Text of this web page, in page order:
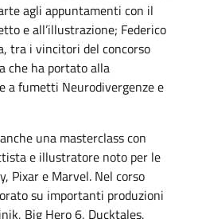
agli appuntamenti con il
e all’illustrazione; Federico
tra i vincitori del concorso
che ha portato alla
a fumetti Neurodivergenze e
una masterclass con
e illustratore noto per le
Pixar e Marvel. Nel corso
su importanti produzioni
Big Hero 6, Ducktales,